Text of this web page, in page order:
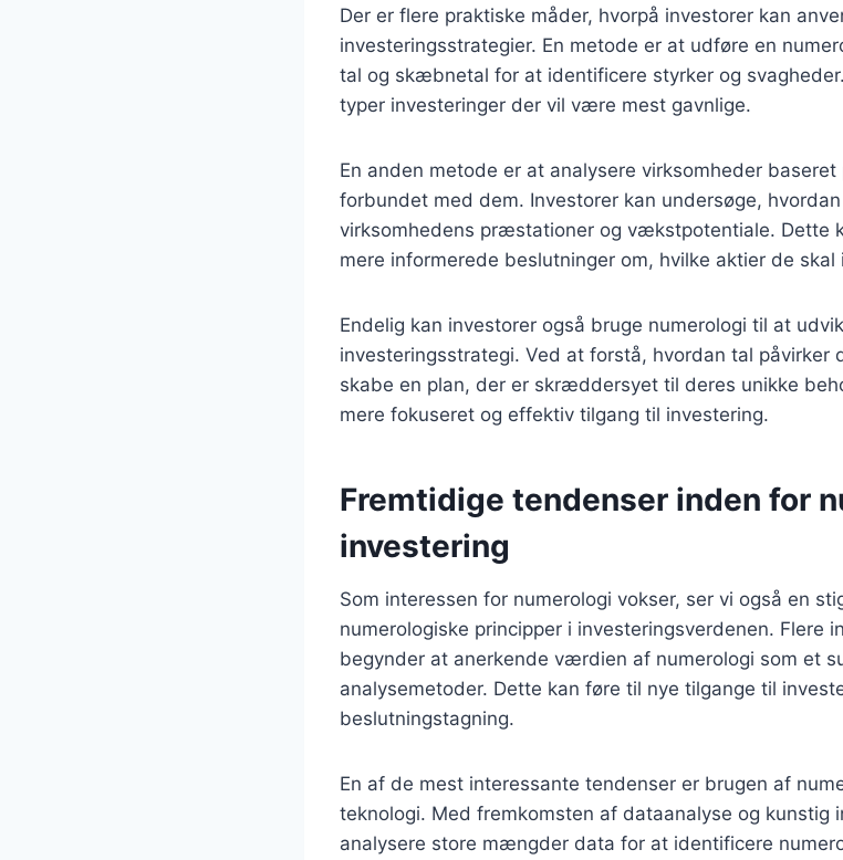
Der er flere praktiske måder, hvorpå investorer kan
investeringsstrategier. En metode er at udføre en
tal og skæbnetal for at identificere styrker og
typer investeringer der vil være mest gavnlige.
En anden metode er at analysere virksomheder
forbundet med dem. Investorer kan undersøge,
virksomhedens præstationer og vækstpotentiale.
mere informerede beslutninger om, hvilke aktier de skal
Endelig kan investorer også bruge numerologi til at
investeringsstrategi. Ved at forstå, hvordan tal påvirker
skabe en plan, der er skræddersyet til deres unikke
mere fokuseret og effektiv tilgang til investering.
Fremtidige tendenser inden for
investering
Som interessen for numerologi vokser, ser vi også en
numerologiske principper i investeringsverdenen. Flere
begynder at anerkende værdien af numerologi som et
analysemetoder. Dette kan føre til nye tilgange til
beslutningstagning.
En af de mest interessante tendenser er brugen af
teknologi. Med fremkomsten af dataanalyse og kunstig
analysere store mængder data for at identificere